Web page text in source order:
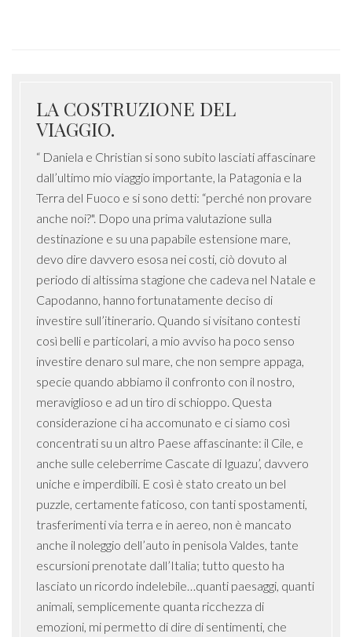
LA COSTRUZIONE DEL
VIAGGIO.
“ Daniela e Christian si sono subito lasciati affascinare
dall’ultimo mio viaggio importante, la Patagonia e la
Terra del Fuoco e si sono detti: “perché non provare
anche noi?". Dopo una prima valutazione sulla
destinazione e su una papabile estensione mare,
devo dire davvero esosa nei costi, ciò dovuto al
periodo di altissima stagione che cadeva nel Natale e
Capodanno, hanno fortunatamente deciso di
investire sull’itinerario. Quando si visitano contesti
così belli e particolari, a mio avviso ha poco senso
investire denaro sul mare, che non sempre appaga,
specie quando abbiamo il confronto con il nostro,
meraviglioso e ad un tiro di schioppo. Questa
considerazione ci ha accomunato e ci siamo così
concentrati su un altro Paese affascinante: il Cile, e
anche sulle celeberrime Cascate di Iguazu’, davvero
uniche e imperdibili. E così è stato creato un bel
puzzle, certamente faticoso, con tanti spostamenti,
trasferimenti via terra e in aereo, non è mancato
anche il noleggio dell’auto in penisola Valdes, tante
escursioni prenotate dall’Italia; tutto questo ha
lasciato un ricordo indelebile…quanti paesaggi, quanti
animali, semplicemente quanta ricchezza di
emozioni, mi permetto di dire di sentimenti, che